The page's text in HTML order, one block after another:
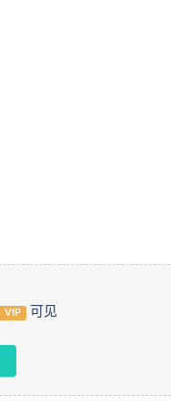
VIP 可见